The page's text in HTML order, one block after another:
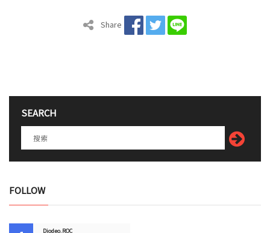
Share
SEARCH
FOLLOW
Diodeo.ROC